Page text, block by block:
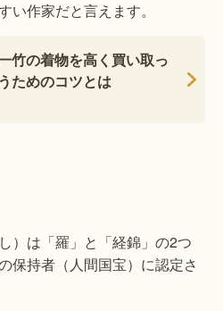
い作家だと言えます。
竹の着物を高く買い取っ
ためのコツとは
）は「羅」と「経錦」の2つ
保持者（人間国宝）に認定さ